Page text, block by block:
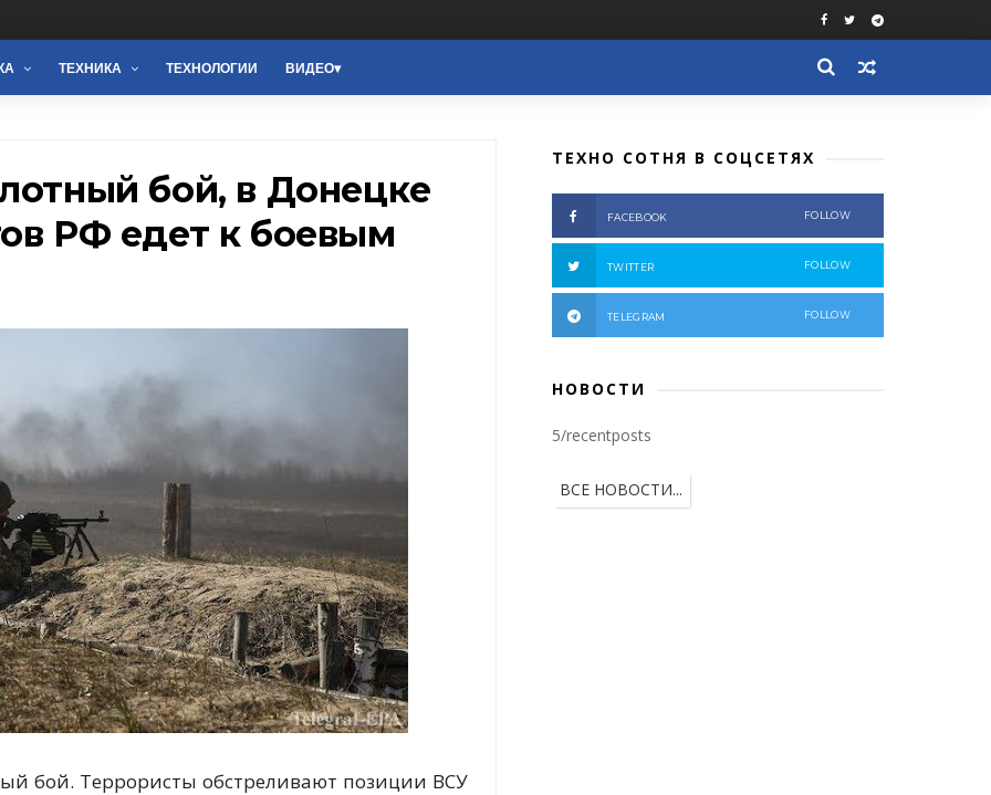
ТЕХНИКА ТЕХНОЛОГИИ ВИДЕО
бой, в Донецке
РФ едет к боевым
бой. Террористы обстреливают позиции ВСУ
ТЕХНО СОТНЯ В СОЦСЕТЯХ
FACEBOOK FOLLOW
TWITTER FOLLOW
TELEGRAM FOLLOW
НОВОСТИ
5/recentposts
ВСЕ НОВОСТИ...